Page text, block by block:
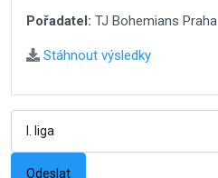
Pořadatel: TJ Bohemians Praha
Stáhnout výsledky